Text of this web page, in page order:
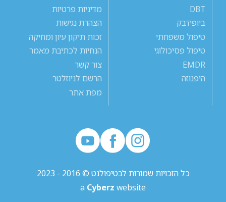
DBT
ביופידבק
טיפול משפחתי
טיפול פסיכולוגי
EMDR
היפנוזה
מדיניות פרטיות
הצהרת נגישות
זכות תיקון עיון ומחיקה
הנחיות לכתיבת מאמר
צור קשר
הרשם לניוזלטר
מפת אתר
כל הזכויות שמורות לבטיפולנט © 2016 - 2023
a Cyberz website